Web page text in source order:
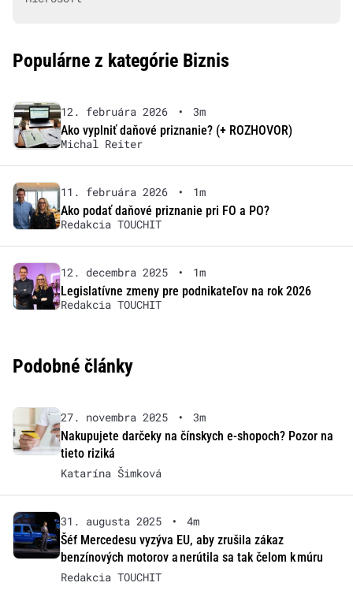
Populárne z kategórie Biznis
12. februára 2026 •
3m
Ako vyplniť daňové priznanie? (+ ROZHOVOR)
Michal Reiter
11. februára 2026 •
1m
Ako podať daňové priznanie pri FO a PO?
Redakcia TOUCHIT
12. decembra 2025 •
1m
Legislatívne zmeny pre podnikateľov na rok 2026
Redakcia TOUCHIT
Podobné články
27. novembra 2025 •
3m
Nakupujete darčeky na čínskych e-shopoch? Pozor na
tieto riziká
Katarína Šimková
31. augusta 2025 •
4m
Šéf Mercedesu vyzýva EU, aby zrušila zákaz
benzínových motorov a nerútila sa tak čelom k múru
Redakcia TOUCHIT